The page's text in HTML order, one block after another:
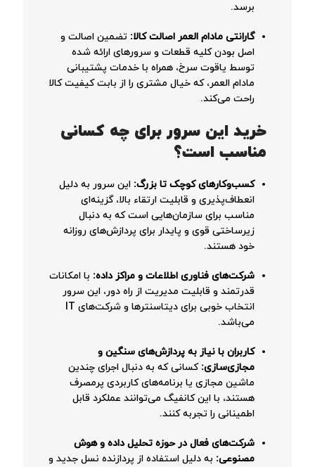
برسد.
گارانتی مادام العمر اصالت کالا: تضمین اصالت و
اصل بودن کلیه قطعات و سرورهای ارائه شده
توسط یاقوت سرخ، همراه با خدمات پشتیبانی
مادام العمر، که خیال مشتری را از بابت کیفیت کالا
راحت می‌کند.
خرید این سرور برای چه کسانی
مناسب است؟
کسب‌وکارهای کوچک تا بزرگ: این سرور به دلیل
انعطاف‌پذیری و قابلیت ارتقاء بالا، گزینه‌ای
مناسب برای سازمان‌هایی است که به دنبال
زیرساختی قوی و پایدار برای پردازش‌های روزانه
خود هستند.
شرکت‌های فناوری اطلاعات و مراکز داده: با امکانات
قدرتمند و قابلیت مدیریت از راه دور، این سرور
انتخاب خوبی برای دیتاسنترها و شرکت‌های IT
می‌باشد.
کاربران با نیاز به پردازش‌های سنگین و
مجازی‌سازی: کسانی که به دنبال اجرای چندین
ماشین مجازی یا برنامه‌های کاربردی پرمصرف
هستند، با این کانفیگ می‌توانند عملکرد قابل
اطمینانی را تجربه کنند.
شرکت‌های فعال در حوزه تحلیل داده و هوش
مصنوعی: به دلیل استفاده از پردازنده نسل جدید و